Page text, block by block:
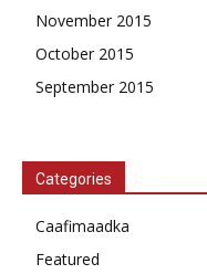
November 2015
October 2015
September 2015
Categories
Caafimaadka
Featured